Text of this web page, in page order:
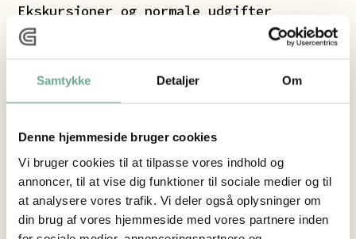
Samtykke Detaljer Om
Denne hjemmeside bruger cookies
Vi bruger cookies til at tilpasse vores indhold og
annoncer, til at vise dig funktioner til sociale medier og til
at analysere vores trafik. Vi deler også oplysninger om
din brug af vores hjemmeside med vores partnere inden
Ekskursioner og normale udgifter
forbundet med linjefag er inkluderet i
de rater som dækker betalingen.
Der vil være en ekstra udgift på ca.
egenbetaling forbundet med ture.
ligeledes kan der være tilkøb af
eksempelvis enkeltværelse og
arrangementer på ture.